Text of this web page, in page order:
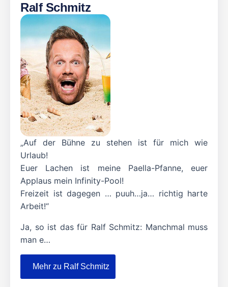
Ralf Schmitz
„Auf der Bühne zu stehen ist für mich wie
Urlaub!
Euer Lachen ist meine Paella-Pfanne, euer
Applaus mein Infinity-Pool!
Freizeit ist dagegen … puuh…ja… richtig harte
Arbeit!“
Ja, so ist das für Ralf Schmitz: Manchmal muss
man e…
Mehr zu Ralf Schmitz